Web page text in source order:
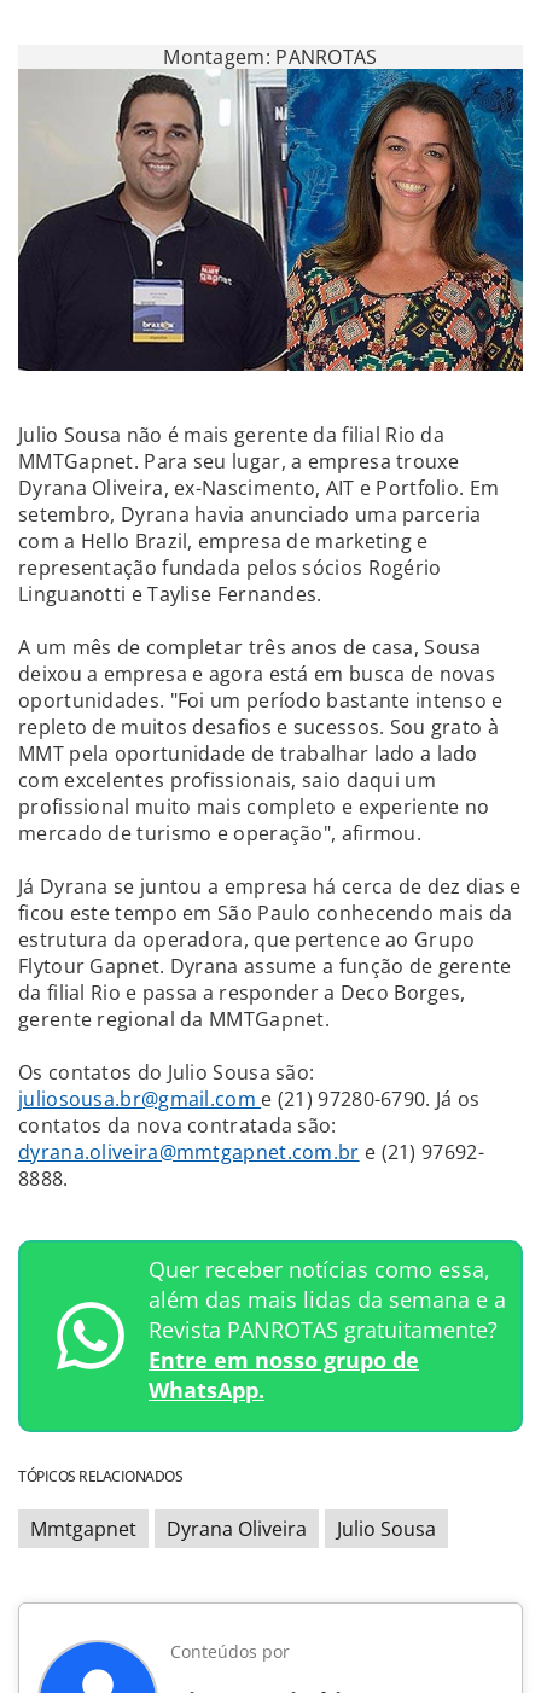
Montagem: PANROTAS
Julio Sousa não é mais gerente da filial Rio da
MMTGapnet. Para seu lugar, a empresa trouxe
Dyrana Oliveira, ex-Nascimento, AIT e Portfolio. Em
setembro, Dyrana havia anunciado uma parceria
com a Hello Brazil, empresa de marketing e
representação fundada pelos sócios Rogério
Linguanotti e Taylise Fernandes.
A um mês de completar três anos de casa, Sousa
deixou a empresa e agora está em busca de novas
oportunidades. "Foi um período bastante intenso e
repleto de muitos desafios e sucessos. Sou grato à
MMT pela oportunidade de trabalhar lado a lado
com excelentes profissionais, saio daqui um
profissional muito mais completo e experiente no
mercado de turismo e operação", afirmou.
Já Dyrana se juntou a empresa há cerca de dez dias e
ficou este tempo em São Paulo conhecendo mais da
estrutura da operadora, que pertence ao Grupo
Flytour Gapnet. Dyrana assume a função de gerente
da filial Rio e passa a responder a Deco Borges,
gerente regional da MMTGapnet.
Os contatos do Julio Sousa são:
juliosousa.br@gmail.com e (21) 97280-6790. Já os
contatos da nova contratada são:
dyrana.oliveira@mmtgapnet.com.br e (21) 97692-
8888.
Quer receber notícias como essa,
além das mais lidas da semana e a
Revista PANROTAS gratuitamente?
Entre em nosso grupo de
WhatsApp.
TÓPICOS RELACIONADOS
Mmtgapnet Dyrana Oliveira Julio Sousa
Conteúdos por